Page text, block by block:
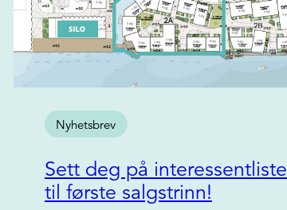
Nyhetsbrev
Sett deg på interessentliste
til første salgstrinn!